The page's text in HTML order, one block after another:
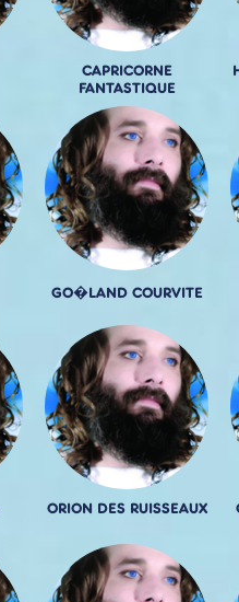
CAPRICORNE
FANTASTIQUE
GO�LAND COURVITE
ORION DES RUISSEAUX